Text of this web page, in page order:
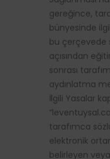
gereğince,
bünyesinde
bu çerçevede
açısından
sonrası
aydınlatma
İlgili Yasalar
tarafımca
elektronik
belirleyen